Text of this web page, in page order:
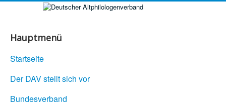
Hauptmenü
Startseite
Der DAV stellt sich vor
Bundesverband